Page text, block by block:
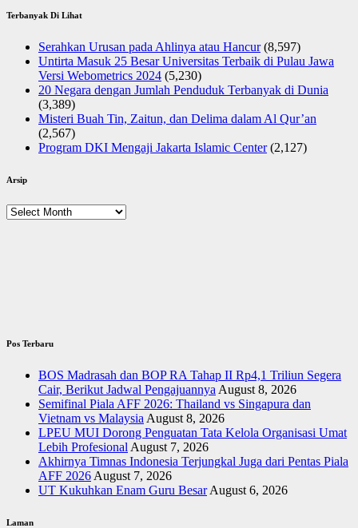
Terbanyak Di Lihat
Serahkan Urusan pada Ahlinya atau Hancur (8,597)
Untirta Masuk 25 Besar Universitas Terbaik di Pulau Jawa
Versi Webometrics 2024 (5,230)
20 Negara dengan Jumlah Penduduk Terbanyak di Dunia
(3,389)
Misteri Buah Tin, Zaitun, dan Delima dalam Al Qur’an
(2,567)
Program DKI Mengaji Jakarta Islamic Center (2,127)
Arsip
Arsip
Pos Terbaru
BOS Madrasah dan BOP RA Tahap II Rp4,1 Triliun Segera
Cair, Berikut Jadwal Pengajuannya August 8, 2026
Semifinal Piala AFF 2026: Thailand vs Singapura dan
Vietnam vs Malaysia August 8, 2026
LPEU MUI Dorong Penguatan Tata Kelola Organisasi Umat
Lebih Profesional August 7, 2026
Akhirnya Timnas Indonesia Terjungkal Juga dari Pentas Piala
AFF 2026 August 7, 2026
UT Kukuhkan Enam Guru Besar August 6, 2026
Laman